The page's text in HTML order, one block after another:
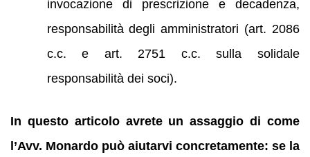
invocazione di prescrizione e decadenza,
responsabilità degli amministratori (art. 2086
c.c. e art. 2751 c.c. sulla solidale
responsabilità dei soci).
In questo articolo avrete un assaggio di come
l’Avv. Monardo può aiutarvi concretamente: se la